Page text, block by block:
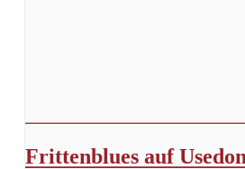
Frittenblues auf